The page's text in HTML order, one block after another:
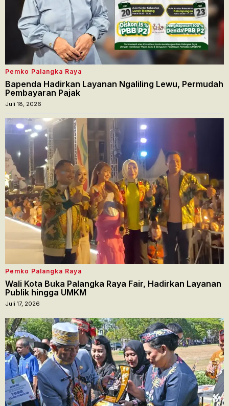
Pemko Palangka Raya
Bapenda Hadirkan Layanan Ngaliling Lewu, Permudah
Pembayaran Pajak
Juli 18, 2026
Pemko Palangka Raya
Wali Kota Buka Palangka Raya Fair, Hadirkan Layanan
Publik hingga UMKM
Juli 17, 2026